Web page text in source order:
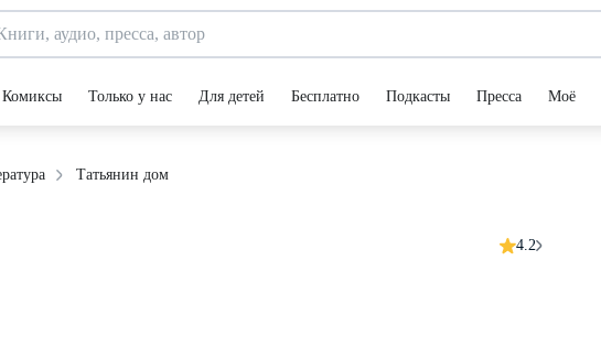
Комиксы Только у нас Для детей Бесплатно Подкасты Пресса Моё
Татьянин дом
4.2